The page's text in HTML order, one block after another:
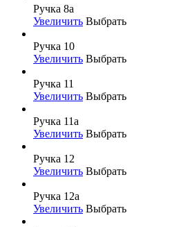
Ручка 8а
Увеличить Выбрать
Ручка 10
Увеличить Выбрать
Ручка 11
Увеличить Выбрать
Ручка 11а
Увеличить Выбрать
Ручка 12
Увеличить Выбрать
Ручка 12а
Увеличить Выбрать